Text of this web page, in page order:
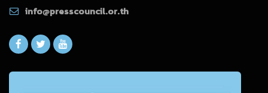
info@presscouncil.or.th